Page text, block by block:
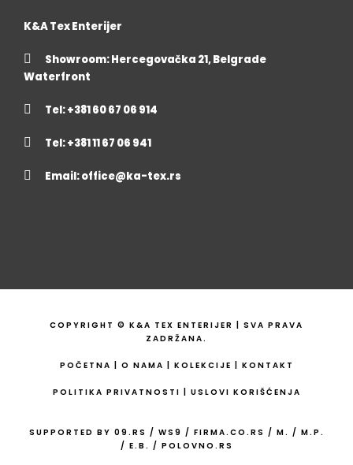
K&A Tex Enterijer
Showroom: Hercegovačka 21, Belgrade
Waterfront
Tel: +381 60 67 06 914
Tel: +381 11 67 06 941
Email:office@ka-tex.rs
COPYRIGHT © K&A TEX ENTERIJER | SVA PRAVA
ZADRŽANA.
POČETNA | O NAMA | KOLEKCIJE | KONTAKT
POLITIKA PRIVATNOSTI | USLOVI KORIŠĆENJA
SUPPORTED BY 09.RS / WS9 / FIRMA.CO.RS / M. / M.P.
/ E.B. / POLOVNO.RS